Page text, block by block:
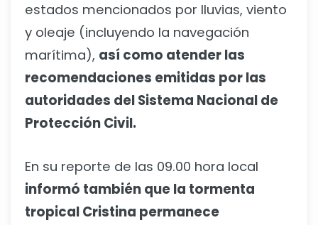
estados mencionados por lluvias, viento
y oleaje (incluyendo la navegación
marítima), así como atender las
recomendaciones emitidas por las
autoridades del Sistema Nacional de
Protección Civil.
En su reporte de las 09.00 hora local
informó también que la tormenta
tropical Cristina permanece